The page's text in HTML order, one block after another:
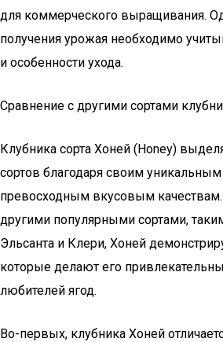
для коммерческого выращивания.
получения урожая необходимо
и особенности ухода.
Сравнение с другими сортами
Клубника сорта Хоней (Honey)
сортов благодаря своим уникальным
превосходным вкусовым
другими популярными сортами,
Эльсанта и Клери, Хоней
которые делают его
любителей ягод.
Во-первых, клубника Хоней